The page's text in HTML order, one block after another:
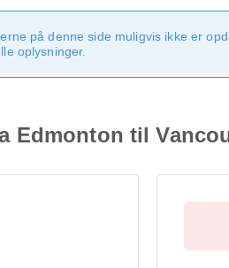
på denne side muligvis ikke er
oplysninger.
Edmonton til